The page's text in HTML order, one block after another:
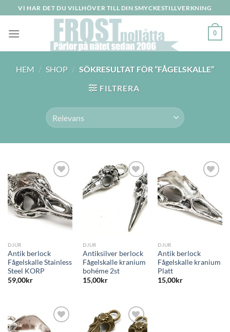
to
content
VI HAR DET DU VILLHÖVER TILL DIN SMYCKESTILLVERKNING
0
HEM / SHOP / SÖKRESULTAT FÖR ”FÅGELSKALLE”
FILTRERA
Lägg
till i
önskelistan
DJUR
Antik berlock
Fågelskalle Stainless
Steel KORP
59,00kr
Lägg
önskelistan
DJUR
Antiksilver berlock
Fågelskalle kranium
bohéme 2st
15,00kr
Lägg
till i
önskelistan
DJUR
Antik berlock
Fågelskalle kranium
Platt
15,00kr